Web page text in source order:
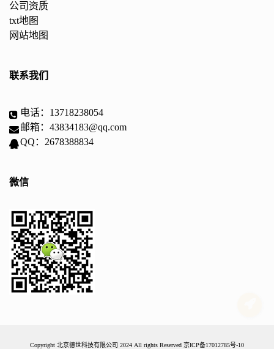
公司资质
txt地图
网站地图
联系我们
电话：13718238054
邮箱：43834183@qq.com
QQ：2678388834
微信
Copyright 北京德世科技有限公司 2024 All rights Reserved 京ICP备17012785号-10